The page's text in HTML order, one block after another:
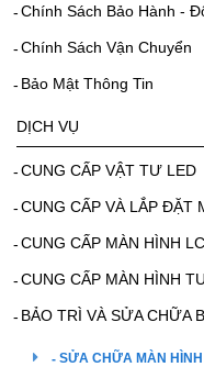
Chính Sách Bảo Hành -
Chính Sách Vận Chuyển
Bảo Mật Thông Tin
DỊCH VỤ
CUNG CẤP VẬT TƯ LED
CUNG CẤP VÀ LẮP ĐẶT
CUNG CẤP MÀN HÌNH
CUNG CẤP MÀN HÌNH
BẢO TRÌ VÀ SỬA CHỮA
SỬA CHỮA MÀN